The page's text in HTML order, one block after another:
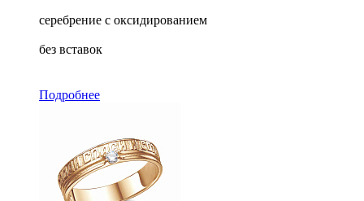
серебрение с оксидированием
без вставок
Подробнее